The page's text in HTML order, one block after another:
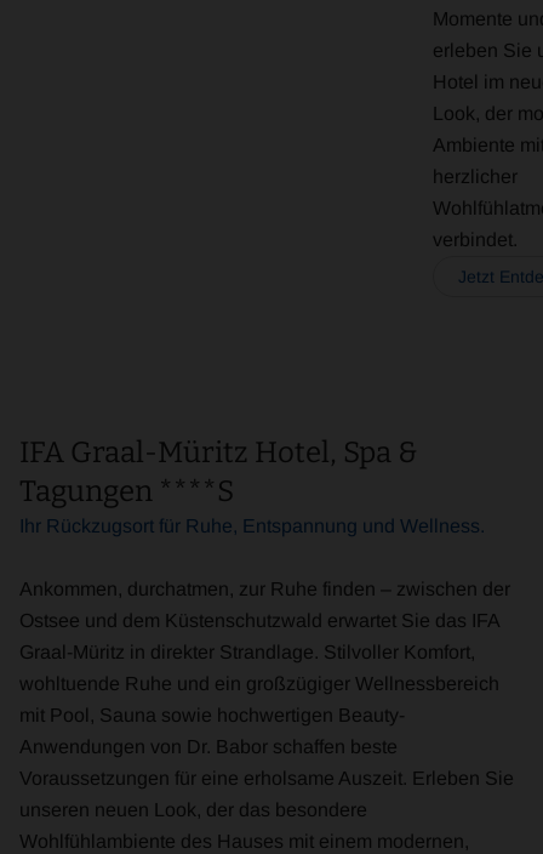
Momente
erleben Sie
Hotel im
Look, der
Ambiente
herzlicher
verbindet.
Jetzt
IFA Graal-Müritz Hotel, Spa &
Tagungen ****S
Ihr Rückzugsort für Ruhe, Entspannung und Wellness.
Ankommen, durchatmen, zur Ruhe finden – zwischen der
Ostsee und dem Küstenschutzwald erwartet Sie das IFA
Graal-Müritz in direkter Strandlage. Stilvoller Komfort,
wohltuende Ruhe und ein großzügiger Wellnessbereich
mit Pool, Sauna sowie hochwertigen Beauty-
Anwendungen von Dr. Babor schaffen beste
Voraussetzungen für eine erholsame Auszeit. Erleben Sie
unseren neuen Look, der das besondere
Wohlfühlambiente des Hauses mit einem modernen,